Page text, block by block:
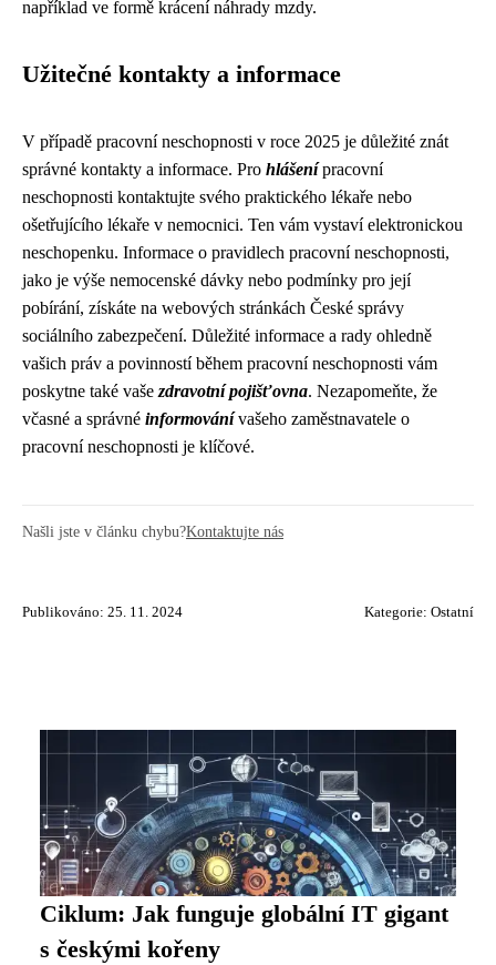
například ve formě krácení náhrady mzdy.
Užitečné kontakty a informace
V případě pracovní neschopnosti v roce 2025 je důležité znát
správné kontakty a informace. Pro hlášenípracovní
neschopnosti kontaktujte svého praktického lékaře nebo
ošetřujícího lékaře v nemocnici. Ten vám vystaví elektronickou
neschopenku. Informace o pravidlech pracovní neschopnosti,
jako je výše nemocenské dávky nebo podmínky pro její
pobírání, získáte na webových stránkách České správy
sociálního zabezpečení. Důležité informace a rady ohledně
vašich práv a povinností během pracovní neschopnosti vám
poskytne také vaše zdravotní pojišťovna. Nezapomeňte, že
včasné a správné informovánívašeho zaměstnavatele o
pracovní neschopnosti je klíčové.
Našli jste v článku chybu?Kontaktujte nás
Publikováno: 25. 11. 2024 Kategorie: Ostatní
Ciklum: Jak funguje globální IT gigant
s českými kořeny